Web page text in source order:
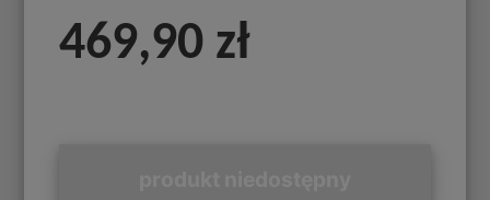
469,90 zł